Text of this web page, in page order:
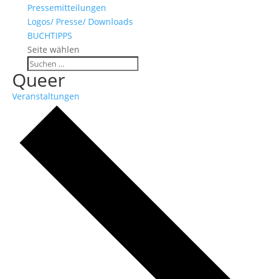
Pressemitteilungen
Logos/ Presse/ Downloads
BUCHTIPPS
Seite wählen
Queer
Veranstaltungen